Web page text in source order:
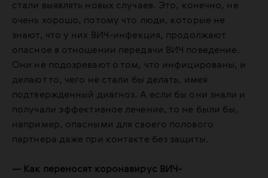
стали выявлять новых случаев. Это, конечно, не
очень хорошо, потому что люди, которые не
знают, что у них ВИЧ-инфекция, продолжают
опасное в отношении передачи ВИЧ поведение.
Они не подозревают о том, что инфицированы, и
делают то, чего не стали бы делать, имея
подтвержденный диагноз. А если бы они знали и
получали эффективное лечение, то не были бы,
например, опасными для своего полового
партнера даже при контакте без защиты.
— Как переносят коронавирус ВИЧ-